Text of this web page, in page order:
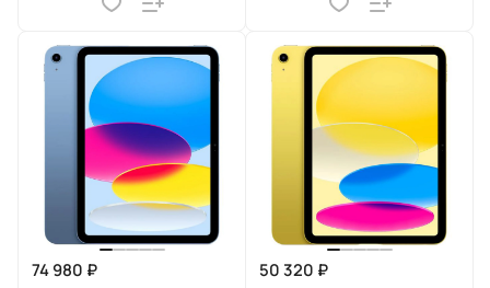
74 980 ₽ 50 320 ₽